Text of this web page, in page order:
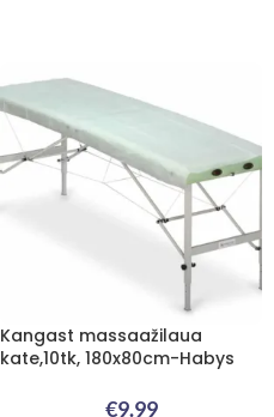
Kangast massaažilaua
kate,10tk, 180x80cm-Habys
€9.99